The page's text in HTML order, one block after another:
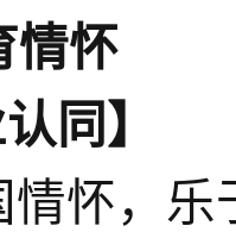
情怀
同】
情怀，